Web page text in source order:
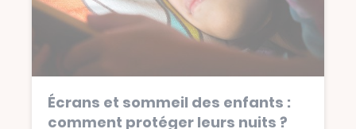
Écrans et sommeil des enfants :
comment protéger leurs nuits ?